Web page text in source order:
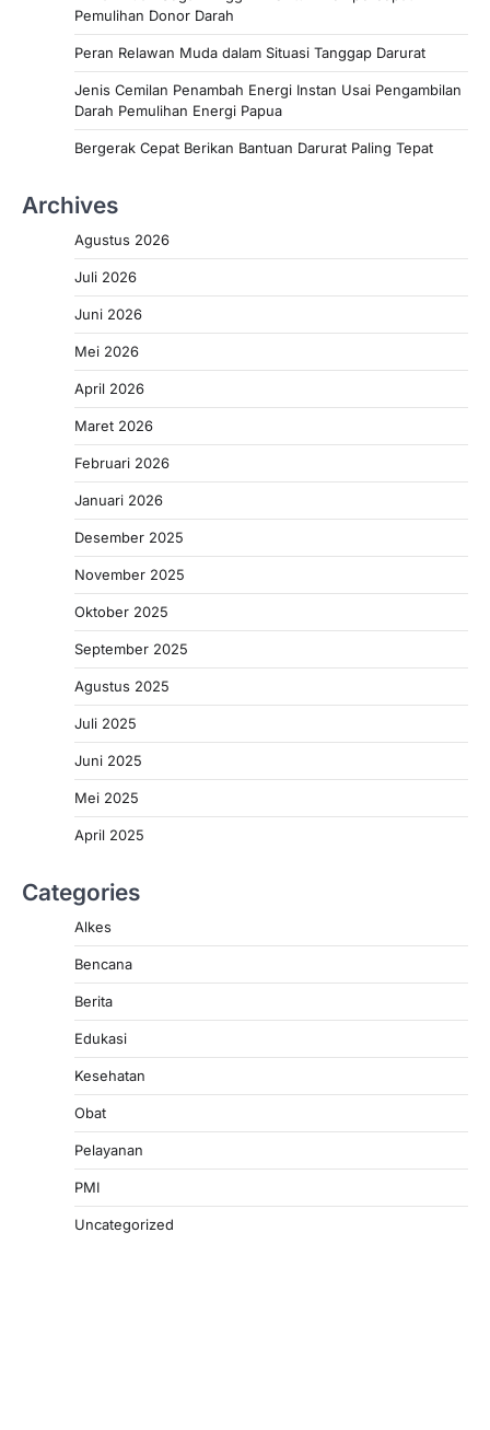
Pemulihan Donor Darah
Peran Relawan Muda dalam Situasi Tanggap Darurat
Jenis Cemilan Penambah Energi Instan Usai Pengambilan
Darah Pemulihan Energi Papua
Bergerak Cepat Berikan Bantuan Darurat Paling Tepat
Archives
Agustus 2026
Juli 2026
Juni 2026
Mei 2026
April 2026
Maret 2026
Februari 2026
Januari 2026
Desember 2025
November 2025
Oktober 2025
September 2025
Agustus 2025
Juli 2025
Juni 2025
Mei 2025
April 2025
Categories
Alkes
Bencana
Berita
Edukasi
Kesehatan
Obat
Pelayanan
PMI
Uncategorized